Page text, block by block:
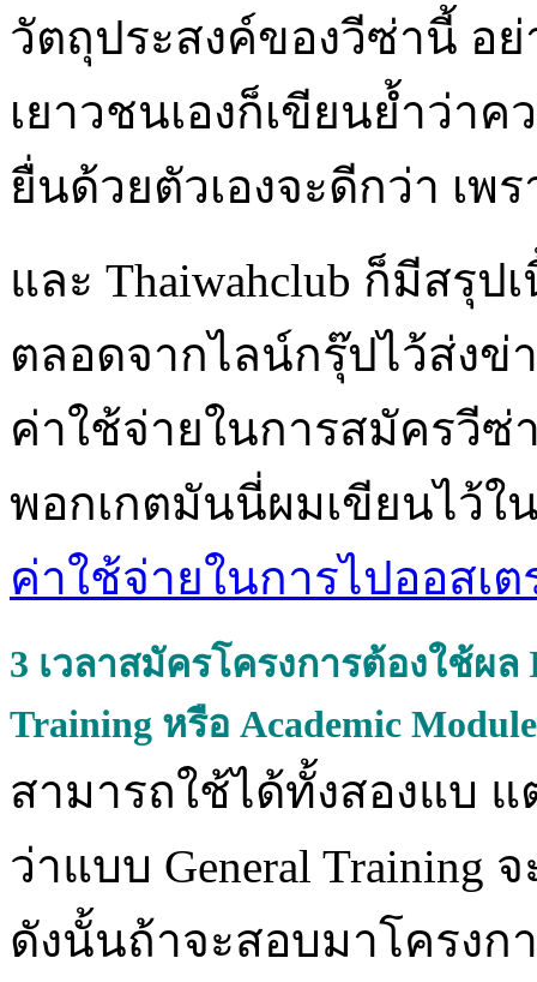
วัตถุประสงค์ของวีซ่านี้ อ
เยาวชนเองก็เขียนย้ำว่า
ยื่นด้วยตัวเองจะดีกว่า เพ
และ Thaiwahclub ก็มีสรุป
ตลอดจากไลน์กรุ๊ปไว้ส่งข่
ค่าใช้จ่ายในการสมัครวีซ่
พอกเกตมันนี่ผมเขียนไว้
ค่าใช้จ่ายในการไปออสเต
3 เวลาสมัครโครงการต้องใช้ผ
Training หรือ Academic
สามารถใช้ได้ทั้งสองแบ
ว่าแบบ General Training
ดังนั้นถ้าจะสอบมาโครงกา